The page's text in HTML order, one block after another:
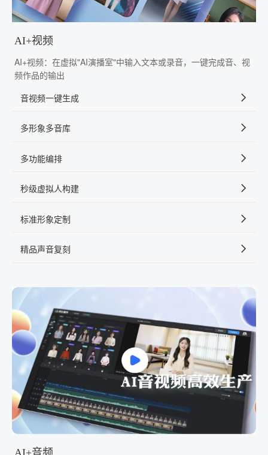
AI+视频
AI+视频：在虚拟"AI演播室"中输入文本或录音，一键完成音、视
频作品的输出
音视频一键生成
多形象多音库
多功能编排
秒级虚拟人构建
标准形象定制
精品声音复刻
AI+音频